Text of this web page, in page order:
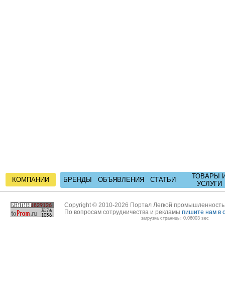
КОМПАНИИ БРЕНДЫ ОБЪЯВЛЕНИЯ СТАТЬИ
ТОВАРЫ
УСЛУГИ
Copyright © 2010-2026 Портал Легкой
По вопросам сотрудничества и рекламы пишите нам в
загрузка страницы: 0.06003 sec